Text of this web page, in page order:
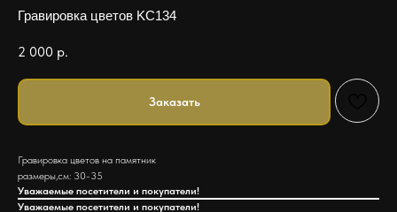
Гравировка цветов KC134
2 000 р.
Заказать
Гравировка цветов на памятник
размеры,см: 30-35
Уважаемые посетители и покупатели!
Уважаемые посетители и покупатели!